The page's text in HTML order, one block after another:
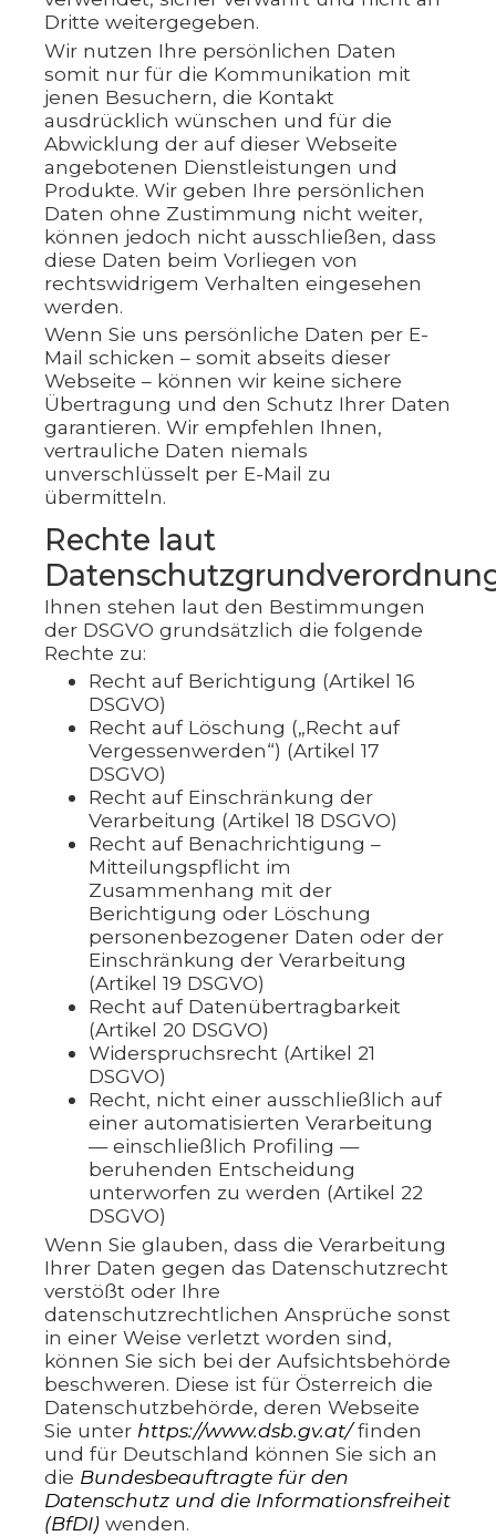
Dritte weitergegeben.
Wir nutzen Ihre persönlichen Daten
somit nur für die Kommunikation mit
jenen Besuchern, die Kontakt
ausdrücklich wünschen und für die
Abwicklung der auf dieser Webseite
angebotenen Dienstleistungen und
Produkte. Wir geben Ihre persönlichen
Daten ohne Zustimmung nicht weiter,
können jedoch nicht ausschließen, dass
diese Daten beim Vorliegen von
rechtswidrigem Verhalten eingesehen
werden.
Wenn Sie uns persönliche Daten per E-
Mail schicken – somit abseits dieser
Webseite – können wir keine sichere
Übertragung und den Schutz Ihrer Daten
garantieren. Wir empfehlen Ihnen,
vertrauliche Daten niemals
unverschlüsselt per E-Mail zu
übermitteln.
Rechte laut
Ihnen stehen laut den Bestimmungen
der DSGVO grundsätzlich die folgende
Rechte zu:
Recht auf Berichtigung (Artikel 16
DSGVO)
Recht auf Löschung („Recht auf
Vergessenwerden“) (Artikel 17
DSGVO)
Recht auf Einschränkung der
Verarbeitung (Artikel 18 DSGVO)
Recht auf Benachrichtigung –
Mitteilungspflicht im
Zusammenhang mit der
Berichtigung oder Löschung
personenbezogener Daten oder der
Einschränkung der Verarbeitung
(Artikel 19 DSGVO)
Recht auf Datenübertragbarkeit
(Artikel 20 DSGVO)
Widerspruchsrecht (Artikel 21
DSGVO)
Recht, nicht einer ausschließlich auf
einer automatisierten Verarbeitung
— einschließlich Profiling —
beruhenden Entscheidung
unterworfen zu werden (Artikel 22
DSGVO)
Wenn Sie glauben, dass die Verarbeitung
Ihrer Daten gegen das Datenschutzrecht
verstößt oder Ihre
datenschutzrechtlichen Ansprüche sonst
in einer Weise verletzt worden sind,
können Sie sich bei der Aufsichtsbehörde
beschweren. Diese ist für Österreich die
Datenschutzbehörde, deren Webseite
Sie unter https://www.dsb.gv.at/finden
und für Deutschland können Sie sich an
die Bundesbeauftragte für den
Datenschutz und die Informationsfreiheit
(BfDI) wenden.